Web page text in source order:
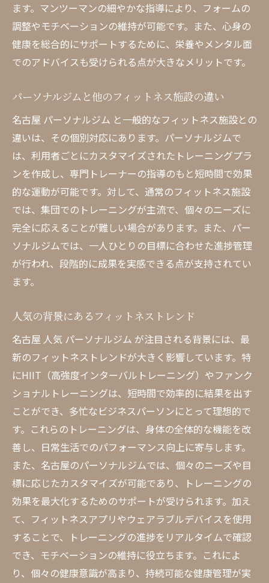
ます。マンツーマンの細やかな指導により、フォームの
調整やモチベーションの維持が可能です。また、心身の
健康を総合的にサポートするために、栄養やメンタル面
でのアドバイスも受けられる点が大きなメリットです。
パーソナルジムと他のフィットネス施設の違い
名古屋 パーソナルジム と一般的なフィットネス施設との
違いは、その個別対応にあります。パーソナルジムで
は、利用者ごとにカスタマイズされたトレーニングプラ
ンを作成し、専門トレーナーの指導のもと短時間で効果
的な運動が可能です。対して、通常のフィットネス施設
では、集団でのトレーニングが主流で、個々のニーズに
完全に応えることが難しい場合があります。また、パー
ソナルジムでは、一人ひとりの目標に合わせた進捗管理
が行われ、段階的に成果を実感できる点が支持されてい
ます。
人気の背景にあるフィットネストレンド
名古屋 人気 パーソナルジム が注目される背景には、最
新のフィットネストレンドが大きく影響しています。特
にHIIT（高強度インターバルトレーニング）やファンク
ショナルトレーニングは、短時間で効率的に結果を出す
ことができ、多忙なビジネスパーソンにとって理想的で
す。これらのトレーニングは、身体の全体的な機能を改
善し、日常生活でのパフォーマンス向上に寄与します。
また、名古屋のパーソナルジムでは、個々のニーズや目
標に応じたカスタマイズが可能であり、トレーニングの
効果を最大化するためのサポートが受けられます。加え
て、フィットネスアプリやウェアラブルデバイスを使用
することで、トレーニングの進捗をリアルタイムで確認
でき、モチベーションの維持に役立ちます。これによ
り、個々の健康意識が高まり、持続可能な健康管理が実